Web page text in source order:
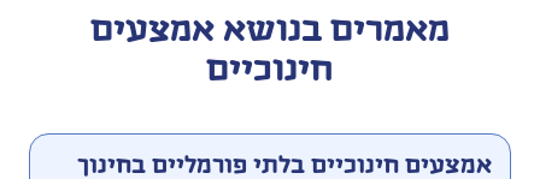
מאמרים בנושא אמצעים
חינוכיים
אמצעים חינוכיים בלתי פורמליים בחינוך